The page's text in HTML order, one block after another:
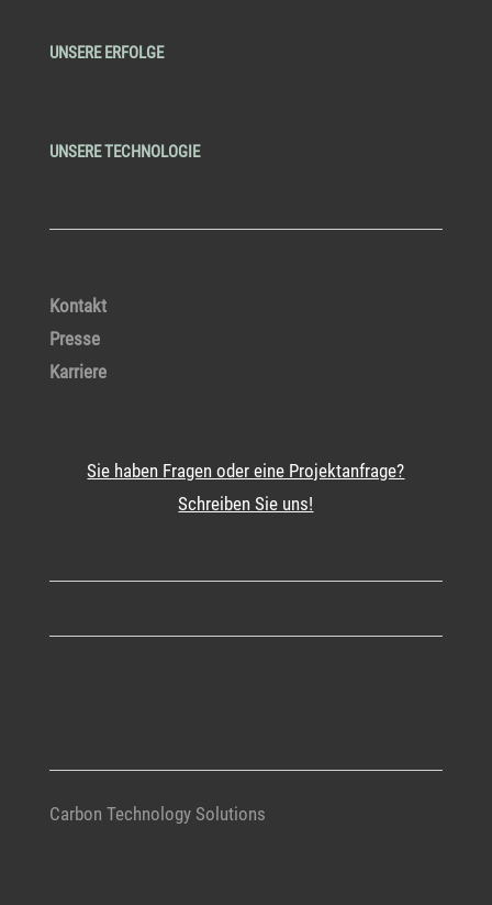
UNSERE ERFOLGE
UNSERE TECHNOLOGIE
Kontakt
Presse
Karriere
Sie haben Fragen oder eine Projektanfrage?
Schreiben Sie uns!
Carbon Technology Solutions